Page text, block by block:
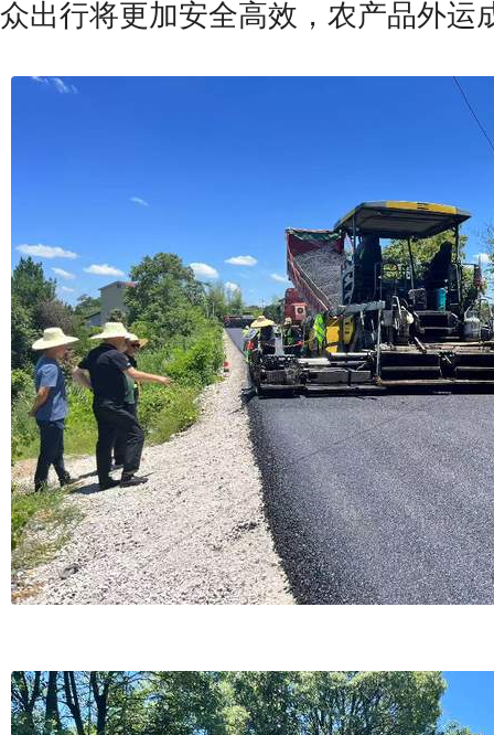
众出行将更加安全高效，农产品外运